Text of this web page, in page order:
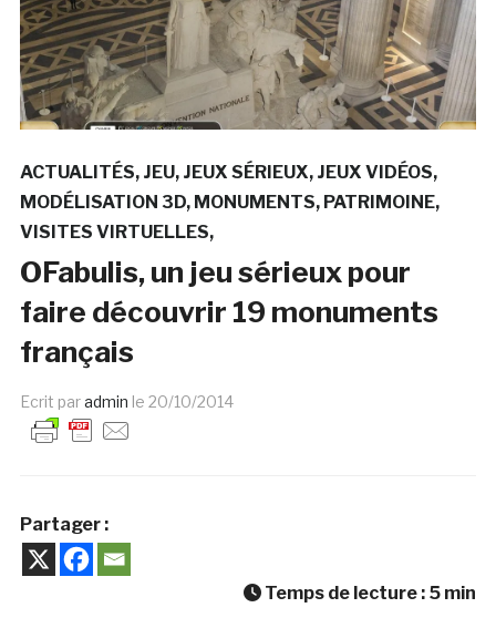
ACTUALITÉS JEU JEUX SÉRIEUX JEUX VIDÉOS
MODÉLISATION 3D MONUMENTS PATRIMOINE
VISITES VIRTUELLES
OFabulis, un jeu sérieux pour
faire découvrir 19 monuments
français
Ecrit paradmin le 20/10/2014
Partager :
Temps de lecture : 5 min